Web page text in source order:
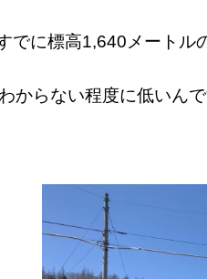
でに標高1,640メートル
からない程度に低いん